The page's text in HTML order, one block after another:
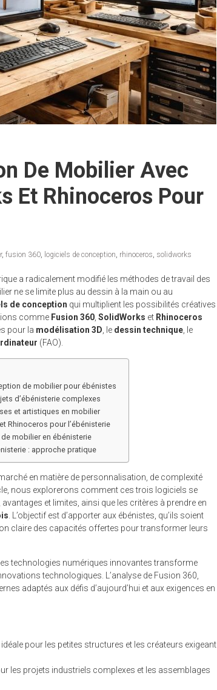
De Mobilier Avec
Et Rhinoceros Pour
, fusion 360, logiciels de conception, rhinoceros, solidworks
a radicalement modifié les méthodes de travail des
ne se limite plus au dessin à la main ou au
de conception qui multiplient les possibilités créatives
comme Fusion 360 SolidWorks et Rhinoceros
pour la modélisation 3D , le dessin technique , le
(FAO).
de mobilier pour ébénistes
d’ébénisterie complexes
et artistiques en mobilier
Rhinoceros pour l’ébénisterie
mobilier en ébénisterie
: approche pratique
en matière de personnalisation, de complexité
nous explorerons comment ces trois logiciels se
et limites, ainsi que les critères à prendre en
. L’objectif est d’apporter aux ébénistes, qu’ils soient
claire des capacités offertes pour transformer leurs
technologies numériques innovantes transforme
technologiques. L’analyse de Fusion 360,
adaptés aux défis d’aujourd’hui et aux exigences en
pour les petites structures et les créateurs exigeant
les projets industriels complexes et les assemblages